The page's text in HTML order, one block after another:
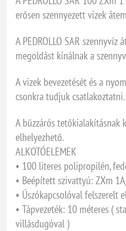
erősen szennyezett vizek
A PEDROLLO SAR
megoldást kínálnak a
A vizek bevezetését és a
csonkra tudjuk csatlakoztatni.
A bűzzárós tetőkialakításnak
elhelyezhető.
ALKOTÓELEMEK
• 100 literes polipropilén,
• Beépített szivattyú: ZXm
• Úszókapcsolóval felszerelt
• Tápvezeték: 10 méteres (
villásdugóval )